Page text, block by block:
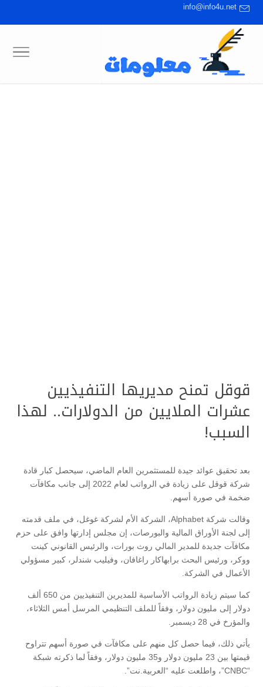
info@info4u.net
قوقل تمنح مديريها التنفيذيين
عشرات الملايين من الدولارات.. لهذا
السبب!
بعد تحقيق عوائد جيدة للمستثمرين العام الماضي، سيحصل كبار قادة
شركة قوقل على زيادة في الرواتب لعام 2022 إلى جانب مكافآت
ضخمة في صورة أسهم.
وقالت شركة Alphabet، الشركة الأم لشركة غوغل، في ملف قدمته
إلى لجنة الأوراق المالية والبورصات، إن مجلس إدارتها وافق على حزم
مكافآت جديدة للمدير المالي روث بورات، والرئيس القانوني كينت
ووكر، ورئيس البحث برابهاكار راغافان، وفيليب شندلر، كبير مسؤولي
الأعمال في الشركة.
كما سيتم زيادة الرواتب الأساسية للمديرين التنفيذيين من 650 ألف
دولار إلى مليون دولار، وفقاً للملف التنظيمي المرسل أمس الثلاثاء،
والمؤرخ في 28 ديسمبر.
يأتي ذلك، فيما حصل كل منهم على مكافآت في صورة أسهم تتراوح
قيمتها بين 23 مليون دولار و35 مليون دولار، وفقاً لما ذكرته شبكة
“CNBC”، واطلعت عليه “العربية.نت”.